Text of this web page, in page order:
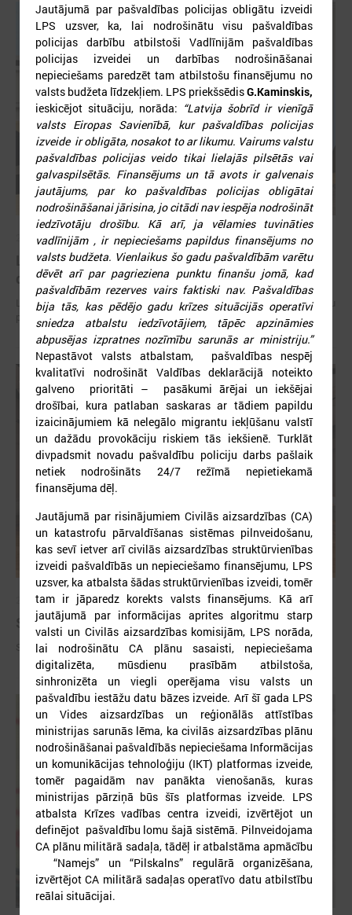
2026. gada 15. jūlijs
LPS: Interaktīvā karte vienkopus parāda plašu un
detalizētu informāciju par skolu tīklu Latvijā
LPS: Interaktīvā karte vienkopus parāda plašu un detalizētu informāciju
par skolu tīklu Latvijā
2026. gada 09. jūlijs
Sumināti Latvijas labākie tirgotāji
Sumināti Latvijas labākie tirgotāji
Jautājumā par pašvaldības policijas obligātu izveidi
LPS uzsver, ka, lai nodrošinātu visu pašvaldības
policijas darbību atbilstoši Vadlīnijām pašvaldības
policijas izveidei un darbības nodrošināšanai
nepieciešams paredzēt tam atbilstošu finansējumu no
valsts budžeta līdzekļiem. LPS priekšsēdisG.Kaminskis,
ieskicējot situāciju, norāda: “Latvija šobrīd ir vienīgā
valsts Eiropas Savienībā, kur pašvaldības policijas
izveide ir obligāta, nosakot to ar likumu. Vairums valstu
pašvaldības policijas veido tikai lielajās pilsētās vai
galvaspilsētās. Finansējums un tā avots ir galvenais
jautājums, par ko pašvaldības policijas obligātai
nodrošināšanai jārisina, jo citādi nav iespēja nodrošināt
iedzīvotāju drošību. Kā arī, ja vēlamies tuvināties
vadlīnijām , ir nepieciešams papildus finansējums no
valsts budžeta. Vienlaikus šo gadu pašvaldībām varētu
dēvēt arī par pagrieziena punktu finanšu jomā, kad
pašvaldībām rezerves vairs faktiski nav. Pašvaldības
bija tās, kas pēdējo gadu krīzes situācijās operatīvi
sniedza atbalstu iedzīvotājiem, tāpēc apzināmies
abpusējas izpratnes nozīmību sarunās ar ministriju.”
Nepastāvot valsts atbalstam, pašvaldības nespēj
kvalitatīvi nodrošināt Valdības deklarācijā noteikto
galveno prioritāti – pasākumi ārējai un iekšējai
drošībai, kura patlaban saskaras ar tādiem papildu
izaicinājumiem kā nelegālo migrantu iekļūšanu valstī
un dažādu provokāciju riskiem tās iekšienē. Turklāt
divpadsmit novadu pašvaldību policiju darbs pašlaik
netiek nodrošināts 24/7 režīmā nepietiekamā
finansējuma dēļ.
Jautājumā par risinājumiem Civilās aizsardzības (CA)
un katastrofu pārvaldīšanas sistēmas pilnveidošanu,
kas sevī ietver arī civilās aizsardzības struktūrvienības
izveidi pašvaldībās un nepieciešamo finansējumu, LPS
uzsver, ka atbalsta šādas struktūrvienības izveidi, tomēr
tam ir jāparedz korekts valsts finansējums. Kā arī
jautājumā par informācijas aprites algoritmu starp
valsti un Civilās aizsardzības komisijām, LPS norāda,
lai nodrošinātu CA plānu sasaisti, nepieciešama
digitalizēta, mūsdienu prasībām atbilstoša,
sinhronizēta un viegli operējama visu valsts un
pašvaldību iestāžu datu bāzes izveide. Arī šī gada LPS
un Vides aizsardzības un reģionālās attīstības
ministrijas sarunās lēma, ka civilās aizsardzības plānu
nodrošināšanai pašvaldībās nepieciešama Informācijas
un komunikācijas tehnoloģiju (IKT) platformas izveide,
tomēr pagaidām nav panākta vienošanās, kuras
ministrijas pārziņā būs šīs platformas izveide. LPS
atbalsta Krīzes vadības centra izveidi, izvērtējot un
definējot pašvaldību lomu šajā sistēmā. Pilnveidojama
CA plānu militārā sadaļa, tādēļ ir atbalstāma apmācību
“Namejs” un “Pilskalns” regulārā organizēšana,
izvērtējot CA militārā sadaļas operatīvo datu atbilstību
reālai situācijai.